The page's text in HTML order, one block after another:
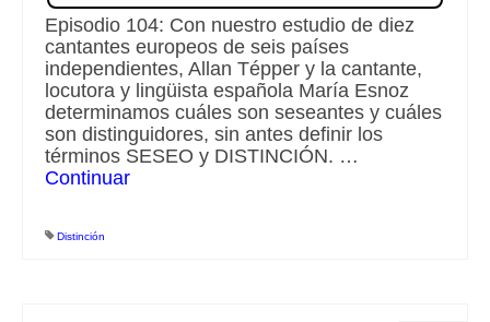
Episodio 104: Con nuestro estudio de diez
cantantes europeos de seis países
independientes, Allan Tépper y la cantante,
locutora y lingüista española María Esnoz
determinamos cuáles son seseantes y cuáles
son distinguidores, sin antes definir los
términos SESEO y DISTINCIÓN. …
Continuar
Distinción